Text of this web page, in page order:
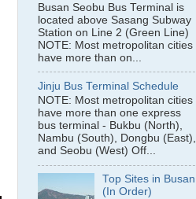
Busan Seobu Bus Terminal is
located above Sasang Subway
Station on Line 2 (Green Line)
NOTE: Most metropolitan cities
have more than on...
Jinju Bus Terminal Schedule
NOTE: Most metropolitan cities
have more than one express
bus terminal - Bukbu (North),
Nambu (South), Dongbu (East),
and Seobu (West) Off...
Top Sites in Busan
(In Order)